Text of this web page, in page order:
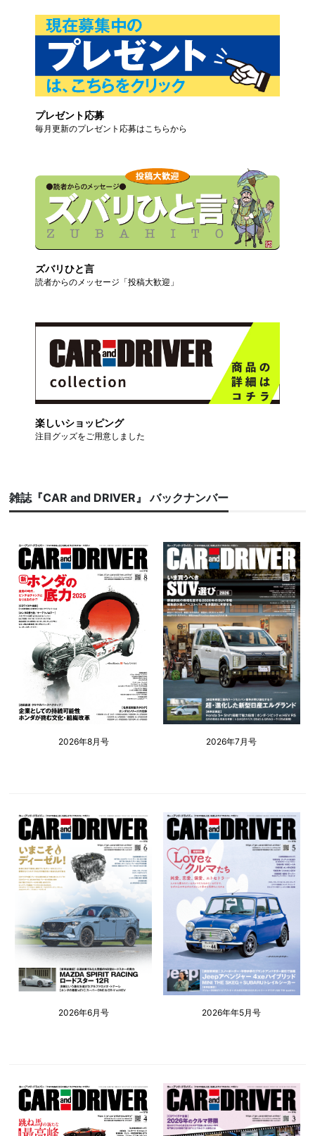
プレゼント応募
毎月更新のプレゼント応募はこちらから
ズバリひと言
読者からのメッセージ「投稿大歓迎」
楽しいショッピング
注目グッズをご用意しました
雑誌『CAR and DRIVER』 バックナンバー
2026年8月号 2026年7月号
2026年6月号 2026年年5月号